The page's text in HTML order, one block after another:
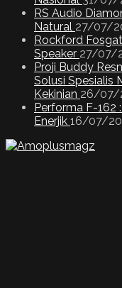
RS Audio
Natural 27/07/
Rockford
Speaker 27/07/
Proji Buddy
Solusi Spesialis
Kekinian 26/07/
Performa F-162
Enerjik 16/07/